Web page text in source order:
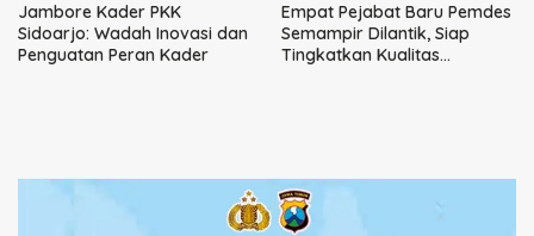
Jambore Kader PKK
Sidoarjo: Wadah Inovasi dan
Penguatan Peran Kader
Empat Pejabat Baru Pemdes
Semampir Dilantik, Siap
Tingkatkan Kualitas